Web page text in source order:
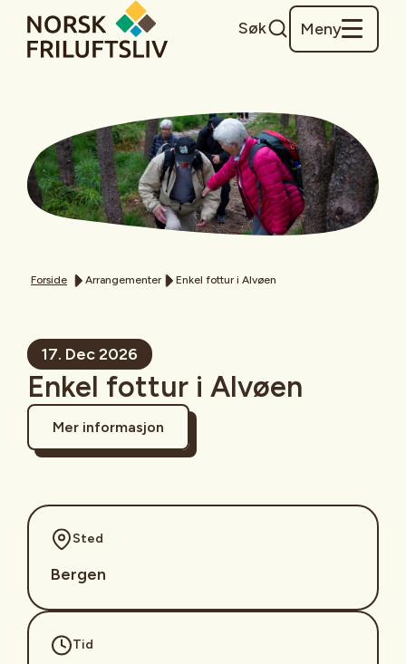
Søk Meny
Forside Arrangementer Enkel fottur i Alvøen
17. Dec 2026
Enkel fottur i Alvøen
Mer informasjon
Sted
Bergen
Tid